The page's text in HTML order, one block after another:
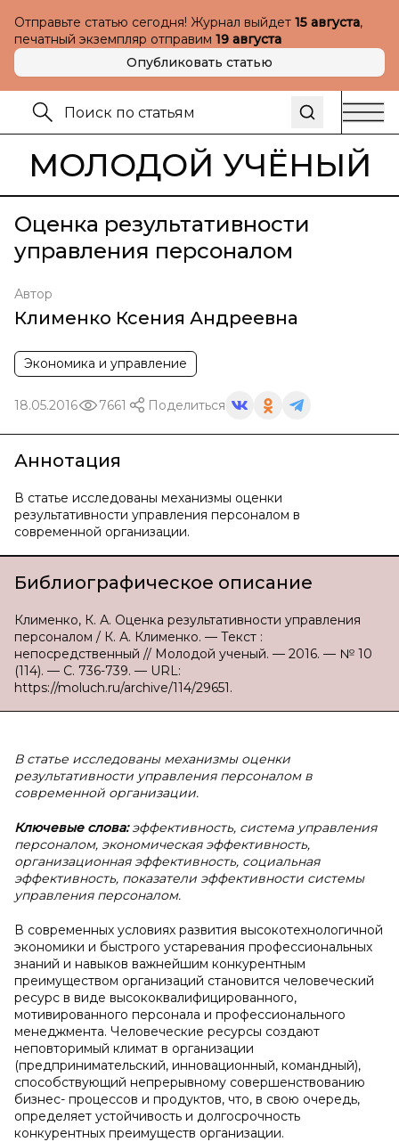
Отправьте статью сегодня! Журнал выйдет 15 августа,
печатный экземпляр отправим 19 августа
Опубликовать статью
МОЛОДОЙ УЧЁНЫЙ
Оценка результативности
управления персоналом
Автор
Клименко Ксения Андреевна
Экономика и управление
18.05.2016 7661 Поделиться
Аннотация
В статье исследованы механизмы оценки
результативности управления персоналом в
современной организации.
Библиографическое описание
Клименко, К. А. Оценка результативности управления
персоналом / К. А. Клименко. — Текст :
непосредственный // Молодой ученый. — 2016. — № 10
(114). — С. 736-739. — URL:
https://moluch.ru/archive/114/29651.
В статье исследованы механизмы оценки
результативности управления персоналом в
современной организации.
Ключевые слова:эффективность, система управления
персоналом, экономическая эффективность,
организационная эффективность, социальная
эффективность, показатели эффективности системы
управления персоналом.
В современных условиях развития высокотехнологичной
экономики и быстрого устаревания профессиональных
знаний и навыков важнейшим конкурентным
преимуществом организаций становится человеческий
ресурс в виде высококвалифицированного,
мотивированного персонала и профессионального
менеджмента. Человеческие ресурсы создают
неповторимый климат в организации
(предпринимательский, инновационный, командный),
способствующий непрерывному совершенствованию
бизнес- процессов и продуктов, что, в свою очередь,
определяет устойчивость и долгосрочность
конкурентных преимуществ организации.